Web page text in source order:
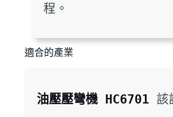
程。
適合的產業
油壓壓彎機 HC6701 該